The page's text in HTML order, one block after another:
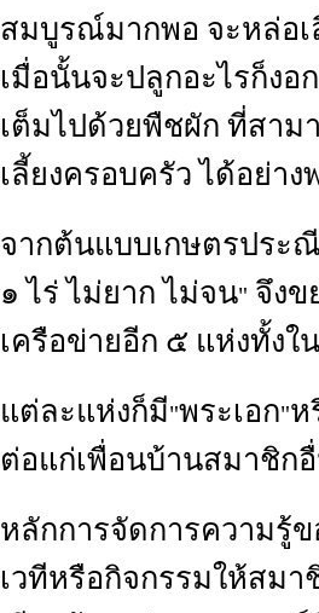
สมบูรณ์มากพอ จะหล่อเ
เมื่อนั้นจะปลูกอะไรก็งอ
เต็มไปด้วยพืชผัก ที่สาม
เลี้ยงครอบครัว ได้อย่า
จากต้นแบบเกษตรประ
๑ ไร่ ไม่ยาก ไม่จน" จึงข
เครือข่ายอีก ๕ แห่งทั้ง
แต่ละแห่งก็มี"พระเอก"ห
ต่อแก่เพื่อนบ้านสมาชิก
หลักการจัดการความรู้
เวทีหรือกิจกรรมให้สม